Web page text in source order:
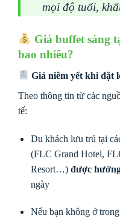
mọi độ tuổi,
Giá buffet sáng
bao nhiêu?
Giá niêm yết khi đặt
Theo thông tin từ các
tế:
Du khách lưu trú tại
(FLC Grand Hotel,
Resort…) được
ngày
Nếu bạn không ở